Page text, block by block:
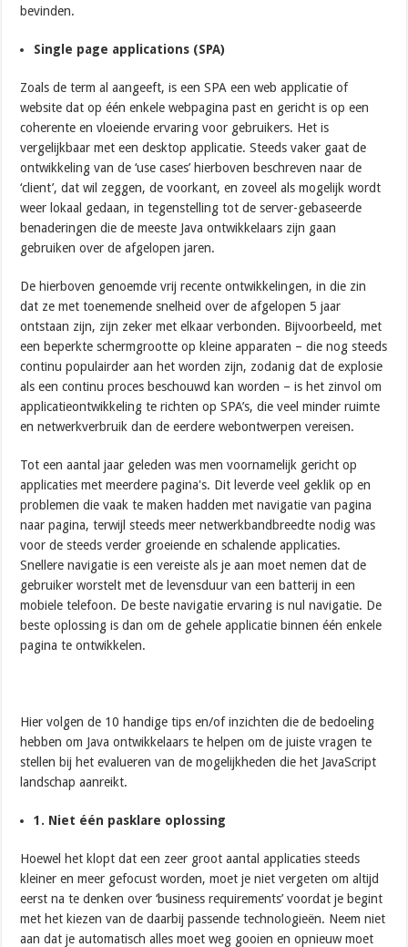
bevinden.
Single page applications (SPA)
Zoals de term al aangeeft, is een SPA een web applicatie of
website dat op één enkele webpagina past en gericht is op een
coherente en vloeiende ervaring voor gebruikers. Het is
vergelijkbaar met een desktop applicatie. Steeds vaker gaat de
ontwikkeling van de ‘use cases’ hierboven beschreven naar de
‘client’, dat wil zeggen, de voorkant, en zoveel als mogelijk wordt
weer lokaal gedaan, in tegenstelling tot de server-gebaseerde
benaderingen die de meeste Java ontwikkelaars zijn gaan
gebruiken over de afgelopen jaren.
De hierboven genoemde vrij recente ontwikkelingen, in die zin
dat ze met toenemende snelheid over de afgelopen 5 jaar
ontstaan zijn, zijn zeker met elkaar verbonden. Bijvoorbeeld, met
een beperkte schermgrootte op kleine apparaten – die nog steeds
continu populairder aan het worden zijn, zodanig dat de explosie
als een continu proces beschouwd kan worden – is het zinvol om
applicatieontwikkeling te richten op SPA’s, die veel minder ruimte
en netwerkverbruik dan de eerdere webontwerpen vereisen.
Tot een aantal jaar geleden was men voornamelijk gericht op
applicaties met meerdere pagina's. Dit leverde veel geklik op en
problemen die vaak te maken hadden met navigatie van pagina
naar pagina, terwijl steeds meer netwerkbandbreedte nodig was
voor de steeds verder groeiende en schalende applicaties.
Snellere navigatie is een vereiste als je aan moet nemen dat de
gebruiker worstelt met de levensduur van een batterij in een
mobiele telefoon. De beste navigatie ervaring is nul navigatie. De
beste oplossing is dan om de gehele applicatie binnen één enkele
pagina te ontwikkelen.
Hier volgen de 10 handige tips en/of inzichten die de bedoeling
hebben om Java ontwikkelaars te helpen om de juiste vragen te
stellen bij het evalueren van de mogelijkheden die het JavaScript
landschap aanreikt.
1. Niet één pasklare oplossing
Hoewel het klopt dat een zeer groot aantal applicaties steeds
kleiner en meer gefocust worden, moet je niet vergeten om altijd
eerst na te denken over ‘business requirements’ voordat je begint
met het kiezen van de daarbij passende technologieën. Neem niet
aan dat je automatisch alles moet weg gooien en opnieuw moet